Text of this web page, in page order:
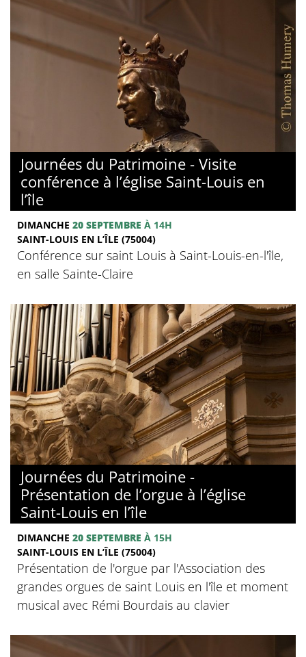
Journées du Patrimoine - Visite
conférence à l’église Saint-Louis en
l’île
DIMANCHE 20 SEPTEMBRE À 14H
SAINT-LOUIS EN L’ÎLE (75004)
Conférence sur saint Louis à Saint-Louis-en-l'île,
en salle Sainte-Claire
Journées du Patrimoine -
Présentation de l’orgue à l’église
Saint-Louis en l’île
DIMANCHE 20 SEPTEMBRE À 15H
SAINT-LOUIS EN L’ÎLE (75004)
Présentation de l'orgue par l'Association des
grandes orgues de saint Louis en l'île et moment
musical avec Rémi Bourdais au clavier